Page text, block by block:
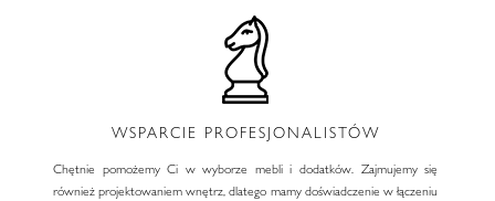
WSPARCIE PROFESJONALISTÓW
Chętnie pomożemy Ci w wyborze mebli i dodatków. Zajmujemy się
również projektowaniem wnętrz, dlatego mamy doświadczenie w łączeniu